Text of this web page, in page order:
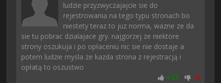
ludzie przyzwyczajajcie sie do
rejestrowania na tego typu stronach bo
niestety teraz to juz norma, wazne ze da
sie tu pobrac dzialajace gry. najgorzej ze niektore
strony oszukuja i po opłaceniu nic sie nie dostaje a
potem ludzie mysla ze kazda strona z rejestracją i
opłatą to oszustwo
+27 -2